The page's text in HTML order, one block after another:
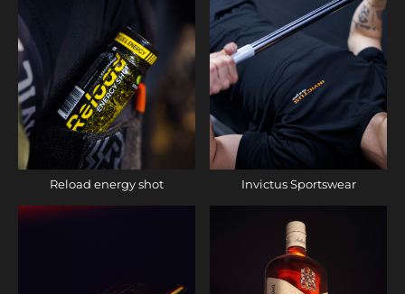
Reload energy shot Invictus Sportswear